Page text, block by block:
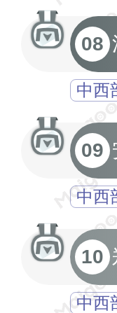
08
中西
09
中西
10
中西